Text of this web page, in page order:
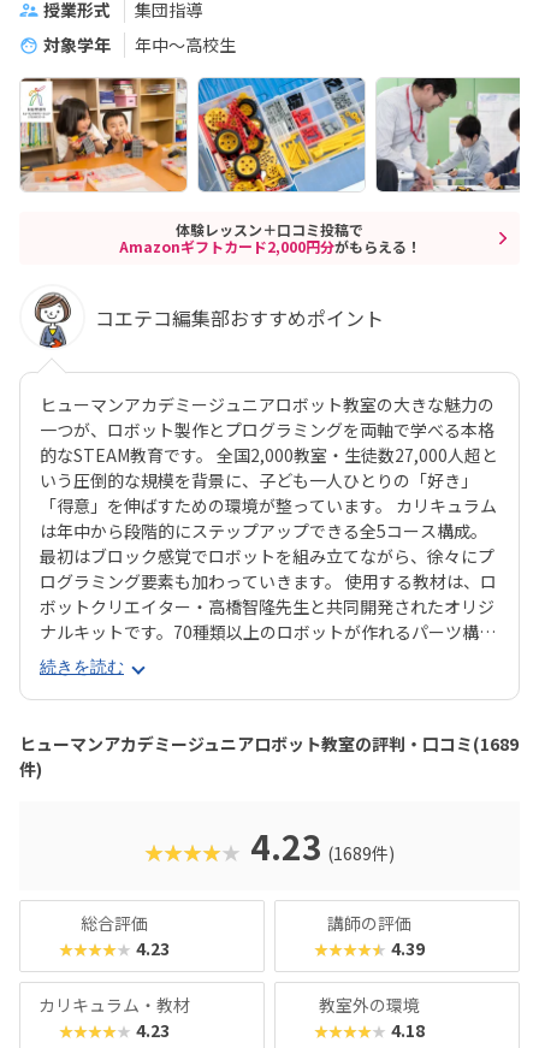
授業形式
集団指導
対象学年
年中～高校生
体験レッスン＋口コミ投稿で
Amazonギフトカード2,000円分がもらえる！
コエテコ編集部おすすめポイント
ヒューマンアカデミージュニアロボット教室の大きな魅力の
一つが、ロボット製作とプログラミングを両軸で学べる本格
的なSTEAM教育です。 全国2,000教室・生徒数27,000人超と
いう圧倒的な規模を背景に、子ども一人ひとりの「好き」
「得意」を伸ばすための環境が整っています。 カリキュラム
は年中から段階的にステップアップできる全5コース構成。
最初はブロック感覚でロボットを組み立てながら、徐々にプ
ログラミング要素も加わっていきます。 使用する教材は、ロ
ボットクリエイター・高橋智隆先生と共同開発されたオリジ
ナルキットです。70種類以上のロボットが作れるパーツ構成
で、飽きずに続けやすい点も特徴です。 月2回の90分授業で
は、ロボットを完成させる「基本製作」と、オリジナル改造
に挑戦する「応用実践」を繰り返す設計。子どもたちは毎
回、新しい達成感と成長を実感できる仕組みになっていま
す。 自ら考え、試行錯誤しながらロボットを動かす経験は、
創造力や論理的思考力を育むだけでなく、学ぶ楽しさそのも
続きを読む
ヒューマンアカデミージュニアロボット教室の評判・口コミ(1689
件)
★★★★★ 4.23 (1689件)
総合評価
★★★★★ 4.23
講師の評価
★★★★★ 4.39
カリキュラム・教材
★★★★★ 4.23
教室外の環境
★★★★★ 4.18